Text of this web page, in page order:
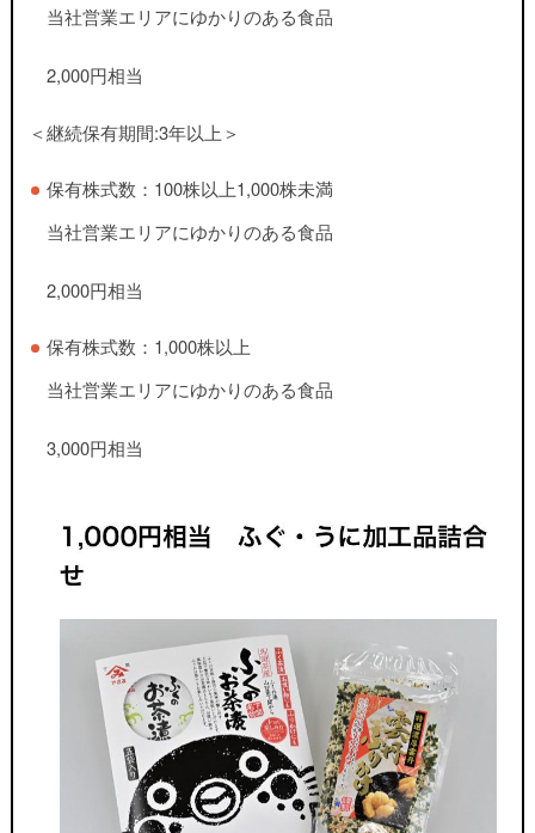
当社営業エリアにゆかりのある食品
2,000円相当
＜継続保有期間:3年以上＞
保有株式数：100株以上1,000株未満
当社営業エリアにゆかりのある食品
2,000円相当
保有株式数：1,000株以上
当社営業エリアにゆかりのある食品
3,000円相当